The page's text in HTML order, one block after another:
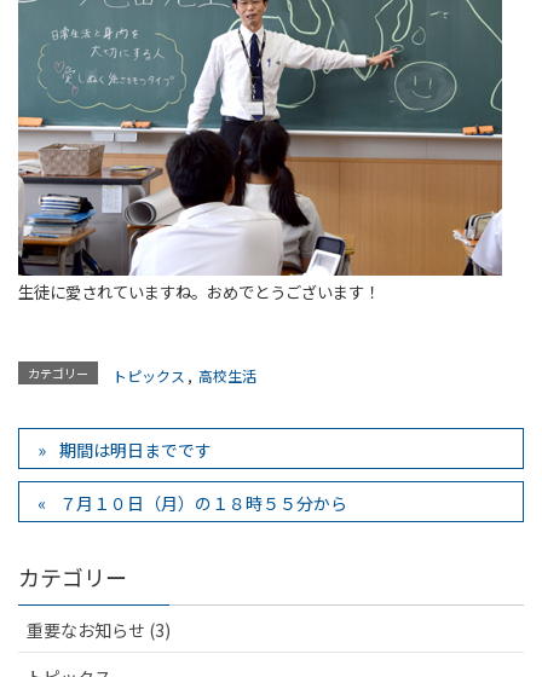
生徒に愛されていますね。おめでとうございます！
カテゴリー トピックス , 高校生活
期間は明日までです
７月１０日（月）の１８時５５分から
カテゴリー
重要なお知らせ (3)